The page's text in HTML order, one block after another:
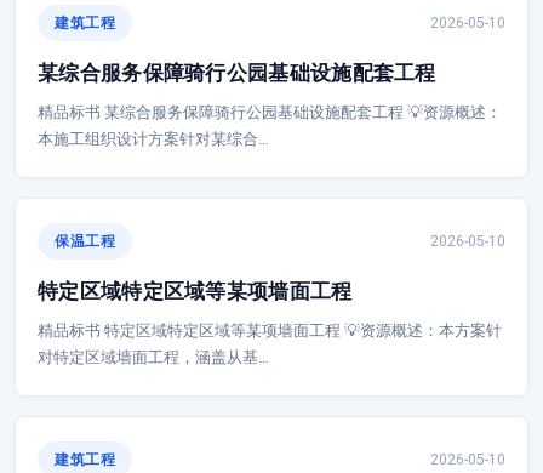
建筑工程 2026-05-10
某综合服务保障骑行公园基础设施配套工程
精品标书 某综合服务保障骑行公园基础设施配套工程 💡资源概述：
本施工组织设计方案针对某综合…
保温工程 2026-05-10
特定区域特定区域等某项墙面工程
精品标书 特定区域特定区域等某项墙面工程 💡资源概述：本方案针
对特定区域墙面工程，涵盖从基…
建筑工程 2026-05-10